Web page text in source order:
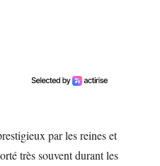
par les reines et
très souvent durant les